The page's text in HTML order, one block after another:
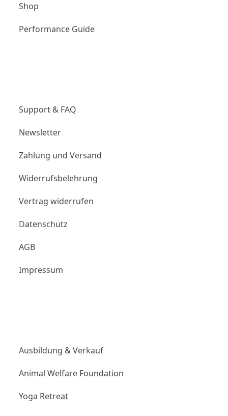
Shop
Performance Guide
Support & FAQ
Newsletter
Zahlung und Versand
Widerrufsbelehrung
Vertrag widerrufen
Datenschutz
AGB
Impressum
Ausbildung & Verkauf
Animal Welfare Foundation
Yoga Retreat